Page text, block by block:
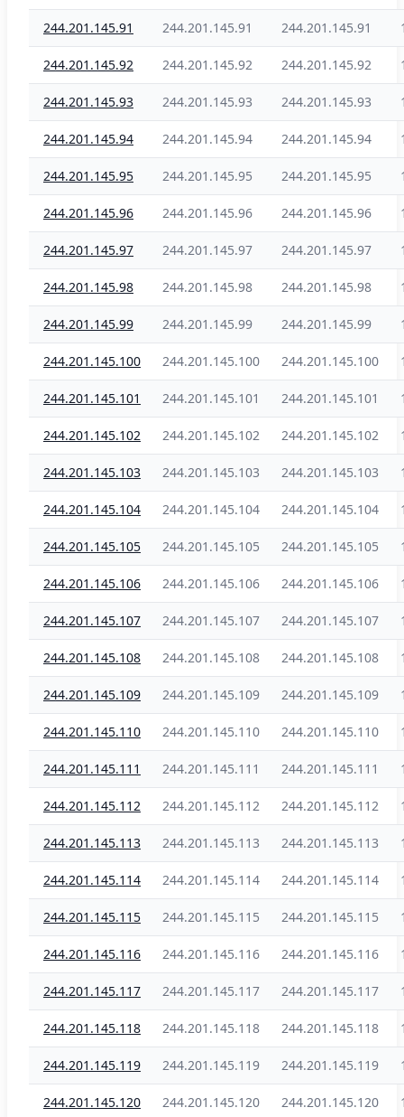
244.201.145.91 244.201.145.91 244.201.145.91
244.201.145.92 244.201.145.92 244.201.145.92
244.201.145.93 244.201.145.93 244.201.145.93
244.201.145.94 244.201.145.94 244.201.145.94
244.201.145.95 244.201.145.95 244.201.145.95
244.201.145.96 244.201.145.96 244.201.145.96
244.201.145.97 244.201.145.97 244.201.145.97
244.201.145.98 244.201.145.98 244.201.145.98
244.201.145.99 244.201.145.99 244.201.145.99
244.201.145.100 244.201.145.100 244.201.145.100
244.201.145.101 244.201.145.101 244.201.145.101
244.201.145.102 244.201.145.102 244.201.145.102
244.201.145.103 244.201.145.103 244.201.145.103
244.201.145.104 244.201.145.104 244.201.145.104
244.201.145.105 244.201.145.105 244.201.145.105
244.201.145.106 244.201.145.106 244.201.145.106
244.201.145.107 244.201.145.107 244.201.145.107
244.201.145.108 244.201.145.108 244.201.145.108
244.201.145.109 244.201.145.109 244.201.145.109
244.201.145.110 244.201.145.110 244.201.145.110
244.201.145.111 244.201.145.111 244.201.145.111
244.201.145.112 244.201.145.112 244.201.145.112
244.201.145.113 244.201.145.113 244.201.145.113
244.201.145.114 244.201.145.114 244.201.145.114
244.201.145.115 244.201.145.115 244.201.145.115
244.201.145.116 244.201.145.116 244.201.145.116
244.201.145.117 244.201.145.117 244.201.145.117
244.201.145.118 244.201.145.118 244.201.145.118
244.201.145.119 244.201.145.119 244.201.145.119
244.201.145.120 244.201.145.120 244.201.145.120